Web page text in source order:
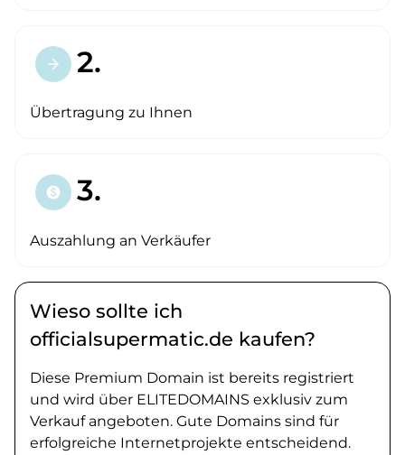
arrow_forward 2.
Übertragung zu Ihnen
paid 3.
Auszahlung an Verkäufer
Wieso sollte ich
officialsupermatic.de kaufen?
Diese Premium Domain ist bereits registriert
und wird über ELITEDOMAINS exklusiv zum
Verkauf angeboten. Gute Domains sind für
erfolgreiche Internetprojekte entscheidend.